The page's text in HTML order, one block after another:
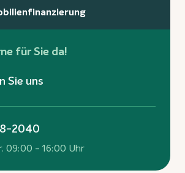
für Sie da!
Sie uns
2040
09:00 - 16:00 Uhr